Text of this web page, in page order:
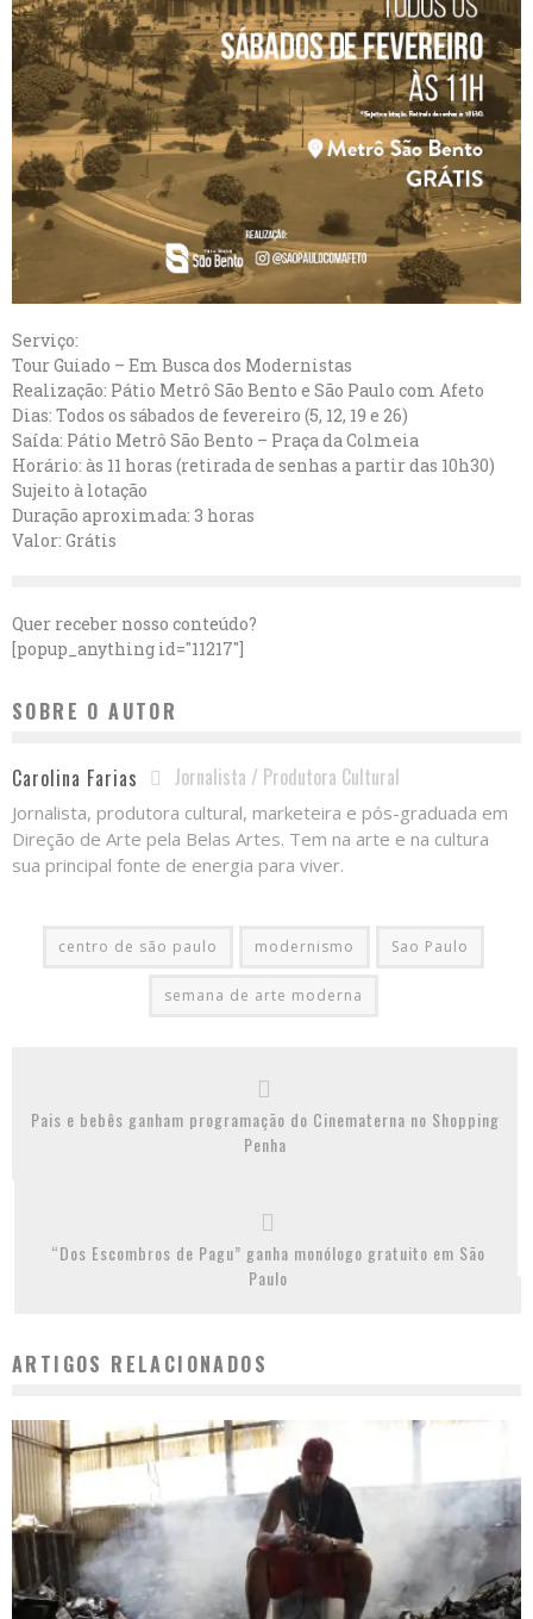
Serviço:
Tour Guiado – Em Busca dos Modernistas
Realização: Pátio Metrô São Bento e São Paulo com Afeto
Dias: Todos os sábados de fevereiro (5, 12, 19 e 26)
Saída: Pátio Metrô São Bento – Praça da Colmeia
Horário: às 11 horas (retirada de senhas a partir das 10h30)
Sujeito à lotação
Duração aproximada: 3 horas
Valor: Grátis
Quer receber nosso conteúdo?
[popup_anything id="11217"]
SOBRE O AUTOR
Carolina Farias Jornalista / Produtora Cultural
Jornalista, produtora cultural, marketeira e pós-graduada em
Direção de Arte pela Belas Artes. Tem na arte e na cultura
sua principal fonte de energia para viver.
centro de são paulo modernismo Sao Paulo
semana de arte moderna
Pais e bebês ganham programação do Cinematerna no Shopping
Penha
“Dos Escombros de Pagu” ganha monólogo gratuito em São
Paulo
ARTIGOS RELACIONADOS